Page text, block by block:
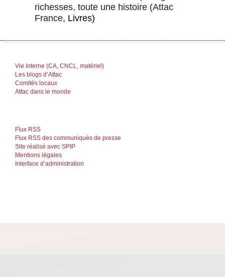
richesses, toute une histoire (Attac
France, Livres)
Vie interne (CA, CNCL, matériel)
Les blogs d’Attac
Comités locaux
Attac dans le monde
Flux RSS
Flux RSS des communiqués de presse
Site réalisé avec SPIP
Mentions légales
Interface d’administration